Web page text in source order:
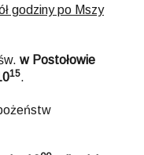
godziny po Mszy
w Postołowie
15.